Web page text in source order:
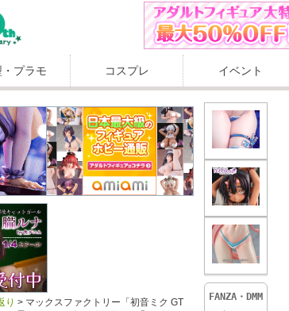
プラモ コスプレ イベント
り > マックスファクトリー「初音ミク GT
FANZA・DMM